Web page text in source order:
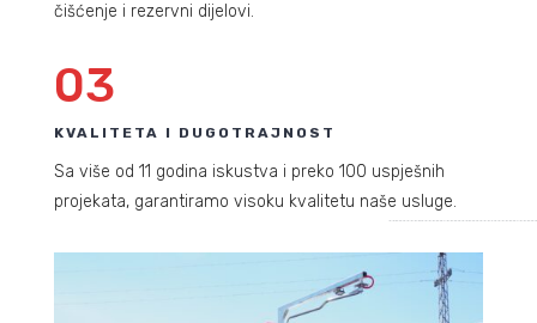
čišćenje i rezervni dijelovi.
03
KVALITETA I DUGOTRAJNOST
Sa više od 11 godina iskustva i preko 100 uspješnih
projekata, garantiramo visoku kvalitetu naše usluge.